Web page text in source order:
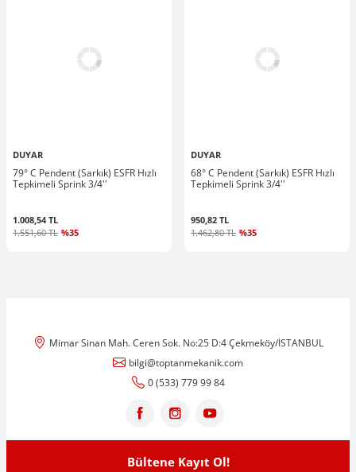
DUYAR
79° C Pendent (Sarkık) ESFR Hızlı
Tepkimeli Sprink 3/4''
1.008,54 TL
1.551,60 TL %35
DUYAR
68° C Pendent (Sarkık) ESFR Hızlı
Tepkimeli Sprink 3/4''
950,82 TL
1.462,80 TL %35
Mimar Sinan Mah. Ceren Sok. No:25 D:4 Çekmeköy/İSTANBUL
bilgi@toptanmekanik.com
0 (533) 779 99 84
Bültene Kayıt Ol!